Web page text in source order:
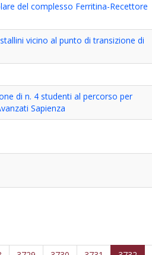
del complesso Ferritina-Recettore
vicino al punto di transizione di
di n. 4 studenti al percorso per
Sapienza